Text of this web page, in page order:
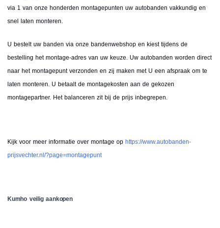
via 1 van onze honderden montagepunten uw autobanden vakkundig en
snel laten monteren.
U bestelt uw banden via onze bandenwebshop en kiest tijdens de
bestelling het montage-adres van uw keuze. Uw autobanden worden direct
naar het montagepunt verzonden en zij maken met U een afspraak om te
laten monteren. U betaalt de montagekosten aan de gekozen
montagepartner. Het balanceren zit bij de prijs inbegrepen.
Kijk voor meer informatie over montage op https://www.autobanden-
prijsvechter.nl/?page=montagepunt
Kumho veilig aankopen